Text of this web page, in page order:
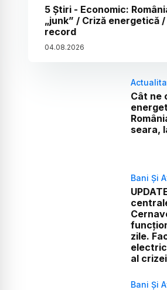
5 Știri - Economic:
„junk” / Criză energetică
record
04.08.2026
Cât ne
seara,
Bani Și
zile.
al crizei
Bani Și